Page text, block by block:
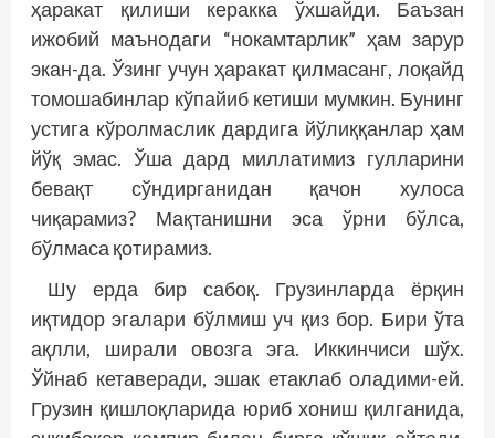
ҳаракат қилиши керакка ўхшайди. Баъзан
ижобий маънодаги “нокамтарлик” ҳам зарур
экан-да. Ўзинг учун ҳаракат қилмасанг, лоқайд
томошабинлар кўпайиб кетиши мумкин. Бунинг
устига кўролмаслик дардига йўлиққанлар ҳам
йўқ эмас. Ўша дард миллатимиз гулларини
бевақт сўндирганидан қачон хулоса
чиқарамиз? Мақтанишни эса ўрни бўлса,
бўлмаса қотирамиз.
Шу ерда бир сабоқ. Грузинларда ёрқин
иқтидор эгалари бўлмиш уч қиз бор. Бири ўта
ақлли, ширали овозга эга. Иккинчиси шўх.
Ўйнаб кетаверади, эшак етаклаб оладими-ей.
Грузин қишлоқларида юриб хониш қилганида,